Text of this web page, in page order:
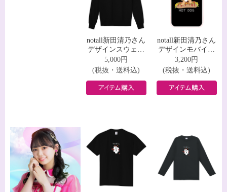
notall新田清乃さん
デザインスウェッ
ト
5,000円
(税抜・送料込)
notall新田清乃さん
デザインモバイル
バッテリー
3,200円
(税抜・送料込)